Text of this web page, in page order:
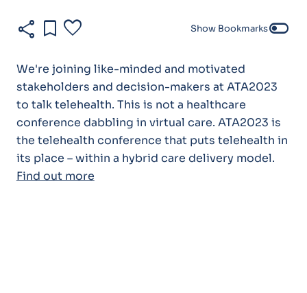
share bookmark favorite Show Bookmarkstoggle_off
We're joining like-minded and motivated
stakeholders and decision-makers at ATA2023
to talk telehealth. This is not a healthcare
conference dabbling in virtual care. ATA2023 is
the telehealth conference that puts telehealth in
its place – within a hybrid care delivery model.
Find out more